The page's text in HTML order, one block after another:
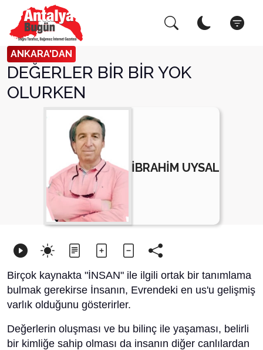
ANKARA'DAN
DEĞERLER BİR BİR YOK
OLURKEN
İBRAHİM UYSAL
Birçok kaynakta "İNSAN" ile ilgili ortak bir tanımlama
bulmak gerekirse İnsanın, Evrendeki en us'u gelişmiş
varlık olduğunu gösterirler.
Değerlerin oluşması ve bu bilinç ile yaşaması, belirli
bir kimliğe sahip olması da insanın diğer canlılardan
Arama Yap! Kapat